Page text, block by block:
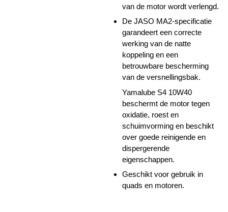
van de motor wordt verlengd.
De JASO MA2-specificatie
garandeert een correcte
werking van de natte
koppeling en een
betrouwbare bescherming
van de versnellingsbak.
Yamalube S4 10W40
beschermt de motor tegen
oxidatie, roest en
schuimvorming en beschikt
over goede reinigende en
dispergerende
eigenschappen.
Geschikt voor gebruik in
quads en motoren.